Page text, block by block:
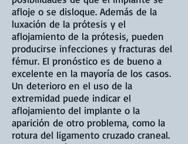
afloje o se disloque. Además de la
luxación de la prótesis y el
aflojamiento de la prótesis, pueden
producirse infecciones y fracturas del
fémur. El pronóstico es de bueno a
excelente en la mayoría de los casos.
Un deterioro en el uso de la
extremidad puede indicar el
aflojamiento del implante o la
aparición de otro problema, como la
rotura del ligamento cruzado craneal.